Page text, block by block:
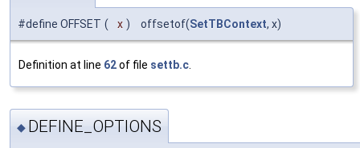
#define OFFSET ( x ) offsetof(SetTBContext, x)
Definition at line 62of file settb.c
◆ DEFINE_OPTIONS